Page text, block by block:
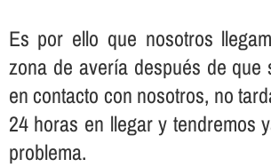
Es por ello que nosotros
zona de averí­a después de que
en contacto con nosotros, no
24 horas en llegar y tendremos
problema.